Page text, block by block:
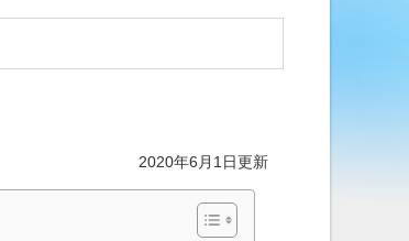
2020年6月1日更新